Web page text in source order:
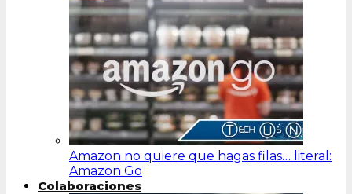
Amazon no quiere que hagas filas… literal:
Amazon Go
Colaboraciones